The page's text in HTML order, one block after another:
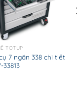
TOTUP
7 ngăn 338 chi tiết
33813